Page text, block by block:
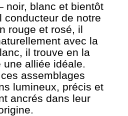
noir, blanc et bientôt
de notre
rouge et rosé, il
avec la
il trouve en la
une alliée idéale.
assemblages
lumineux, précis et
ancrés dans leur